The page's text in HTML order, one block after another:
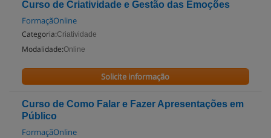
Curso de Criatividade e Gestão das Emoções
FormaçãOnline
Categoria:Criatividade
Modalidade:Online
Solicite informação
Curso de Como Falar e Fazer Apresentações em
Público
FormaçãOnline